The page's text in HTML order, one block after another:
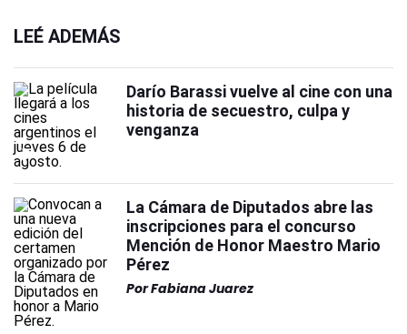
LEÉ ADEMÁS
Darío Barassi vuelve al cine con una
historia de secuestro, culpa y
venganza
La Cámara de Diputados abre las
inscripciones para el concurso
Mención de Honor Maestro Mario
Pérez
PorFabiana Juarez